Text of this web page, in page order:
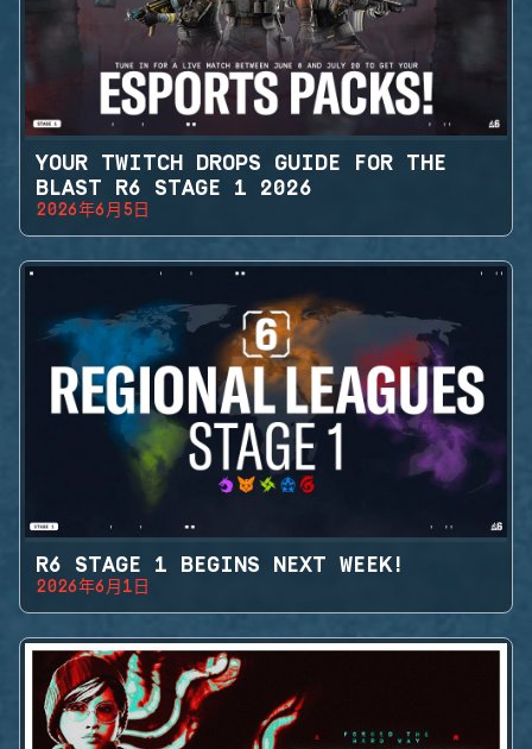
YOUR TWITCH DROPS GUIDE FOR THE
BLAST R6 STAGE 1 2026
2026年6月5日
R6 STAGE 1 BEGINS NEXT WEEK!
2026年6月1日